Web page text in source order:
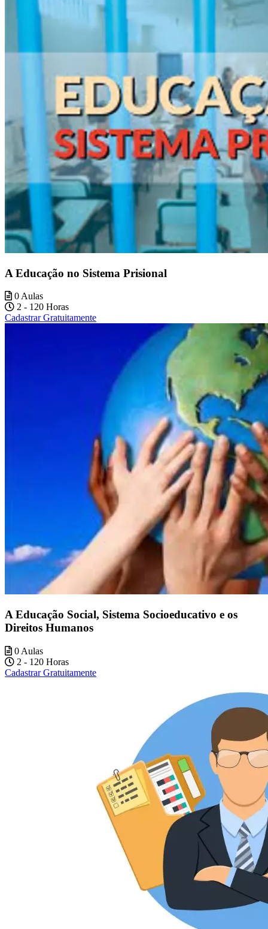
A Educação no Sistema Prisional
0 Aulas
2 - 120 Horas
Cadastrar Gratuitamente
A Educação Social, Sistema Socioeducativo e os
Direitos Humanos
0 Aulas
2 - 120 Horas
Cadastrar Gratuitamente